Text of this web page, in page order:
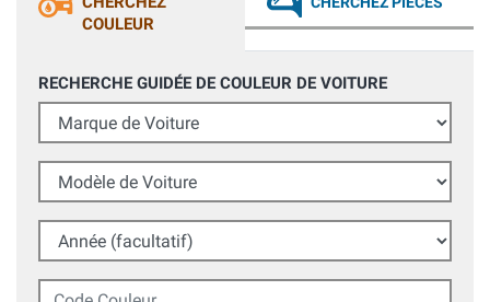
COULEUR
RECHERCHE GUIDÉE DE COULEUR DE VOITURE
Marque de Voiture
Modèle de Voiture
Année (facultatif)
Code Couleur